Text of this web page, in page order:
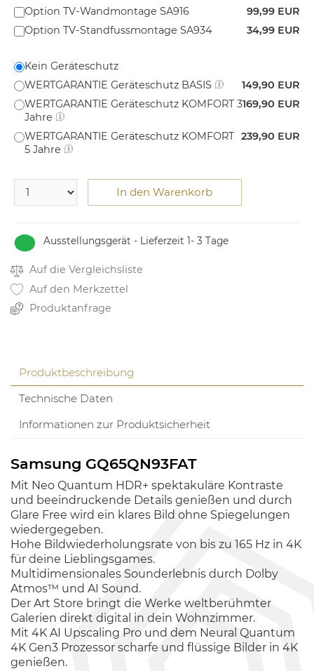
Ausstellungsgerät - Lieferzeit 1- 3 Tage
Option TV-Wandmontage SA916
99,99 EUR
Option TV-Standfussmontage SA934
34,99 EUR
Kein Geräteschutz
WERTGARANTIE Geräteschutz BASIS
149,90 EUR
WERTGARANTIE Geräteschutz KOMFORT 3
Jahre
169,90 EUR
WERTGARANTIE Geräteschutz KOMFORT
5 Jahre
239,90 EUR
In den Warenkorb
Auf die Vergleichsliste
Auf den Merkzettel
Produktanfrage
Produktbeschreibung
Technische Daten
Informationen zur Produktsicherheit
Samsung GQ65QN93FAT
Mit Neo Quantum HDR+ spektakuläre Kontraste
und beeindruckende Details genießen und durch
Glare Free wird ein klares Bild ohne Spiegelungen
wiedergegeben.
Hohe Bildwiederholungsrate von bis zu 165 Hz in 4K
für deine Lieblingsgames.
Multidimensionales Sounderlebnis durch Dolby
Atmos™ und AI Sound.
Der Art Store bringt die Werke weltberühmter
Galerien direkt digital in dein Wohnzimmer.
Mit 4K AI Upscaling Pro und dem Neural Quantum
4K Gen3 Prozessor scharfe und flüssige Bilder in 4K
genießen.